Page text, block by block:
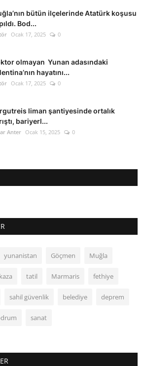
bütün ilçelerinde Atatürk koşusu
Bod...
Ocak 17, 2025 0
olmayan Yunan adasındaki
hayatını...
Ocak 17, 2025 0
liman şantiyesinde ortalık
bariyerl...
Anter Ocak 15, 2025 0
yunanistan Göçmen Muğla
kaza tatil Marmaris fethiye
sahil güvenlik belediye deprem
sanat